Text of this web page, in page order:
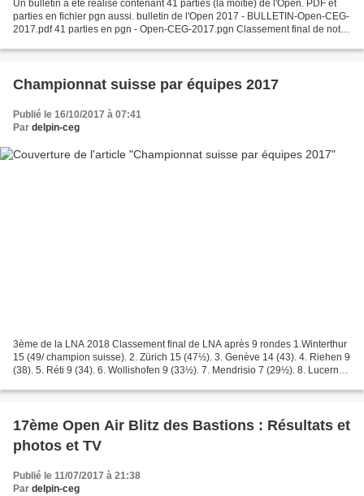
Un bulletin a été réalisé contenant 41 parties (la moitié) de l'Open. PDF et
parties en fichier pgn aussi. bulletin de l'Open 2017 - BULLETIN-Open-CEG-
2017.pdf 41 parties en pgn - Open-CEG-2017.pgn Classement final de notre
Championnat suisse par équipes 2017
Publié le 16/10/2017 à 07:41
Par delpin-ceg
3ème de la LNA 2018 Classement final de LNA après 9 rondes 1.Winterthur
15 (49/ champion suisse). 2. Zürich 15 (47½). 3. Genève 14 (43). 4. Riehen 9
(38). 5. Réti 9 (34). 6. Wollishofen 9 (33½). 7. Mendrisio 7 (29½). 8. Lucerne
17ème Open Air Blitz des Bastions : Résultats et
photos et TV
Publié le 11/07/2017 à 21:38
Par delpin-ceg